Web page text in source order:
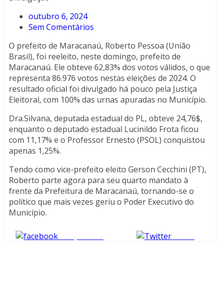
outubro 6, 2024
Sem Comentários
O prefeito de Maracanaú, Roberto Pessoa (União
Brasil), foi reeleito, neste domingo, prefeito de
Maracanaú. Ele obteve 62,83% dos votos válidos, o que
representa 86.976 votos nestas eleições de 2024. O
resultado oficial foi divulgado há pouco pela Justiça
Eleitoral, com 100% das urnas apuradas no Município.
Dra.Silvana, deputada estadual do PL, obteve 24,76$,
enquanto o deputado estadual Lucinildo Frota ficou
com 11,17% e o Professor Ernesto (PSOL) conquistou
apenas 1,25%.
Tendo como vice-prefeito eleito Gerson Cecchini (PT),
Roberto parte agora para seu quarto mandato à
frente da Prefeitura de Maracanaú, tornando-se o
político que mais vezes geriu o Poder Executivo do
Município.
Compartilhe